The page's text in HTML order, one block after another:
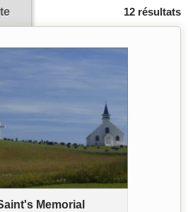
12 résultats
Memorial